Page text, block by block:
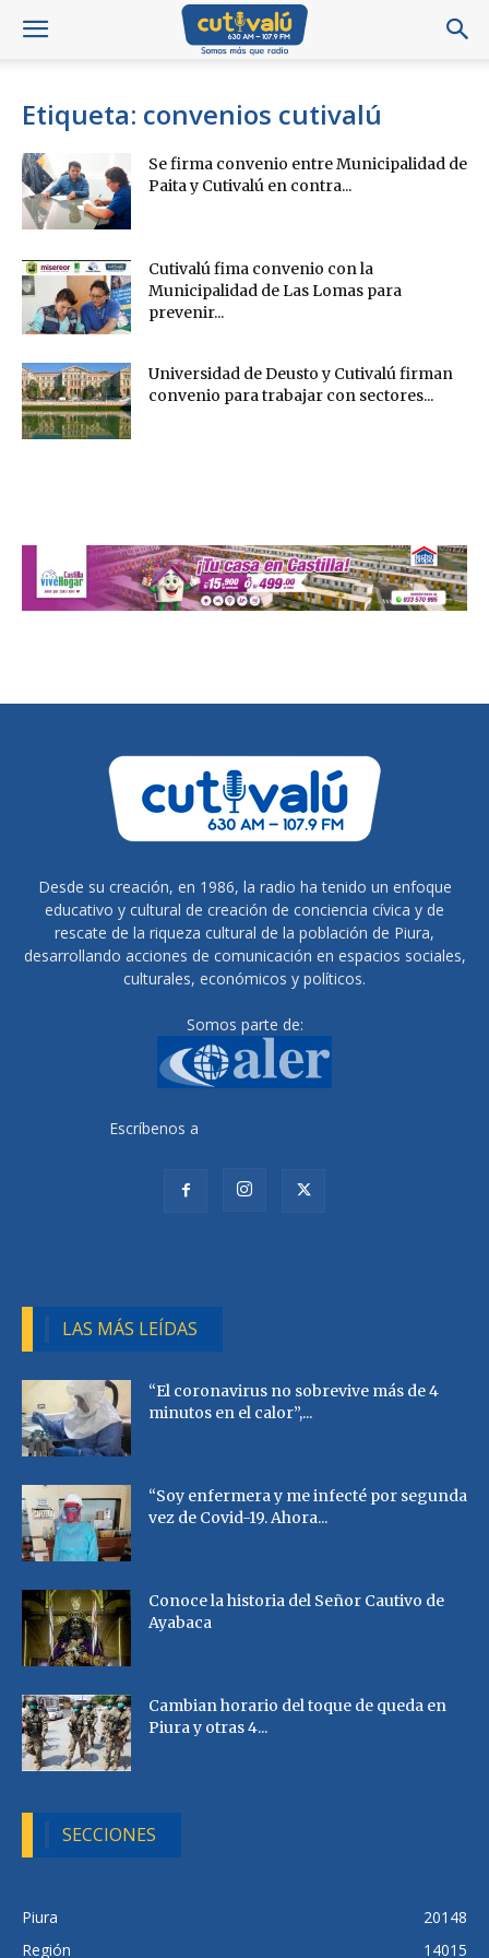
Etiqueta: convenios cutivalú
Se firma convenio entre Municipalidad de
Paita y Cutivalú en contra...
Cutivalú fima convenio con la
Municipalidad de Las Lomas para
prevenir...
Universidad de Deusto y Cutivalú firman
convenio para trabajar con sectores...
Desde su creación, en 1986, la radio ha tenido un enfoque
educativo y cultural de creación de conciencia cívica y de
rescate de la riqueza cultural de la población de Piura,
desarrollando acciones de comunicación en espacios sociales,
culturales, económicos y políticos.
Somos parte de:
Escríbenos a
LAS MÁS LEÍDAS
“El coronavirus no sobrevive más de 4
minutos en el calor”,...
“Soy enfermera y me infecté por segunda
vez de Covid-19. Ahora...
Conoce la historia del Señor Cautivo de
Ayabaca
Cambian horario del toque de queda en
Piura y otras 4...
SECCIONES
Piura
20148
Región
14015